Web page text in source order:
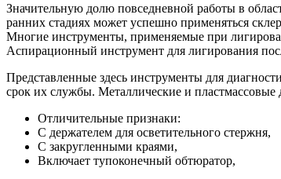
Значительную долю повседневной работы в
ранних стадиях может успешно применяться
Многие инструменты, применяемые при
Аспирационный инструмент для лигирования
Представленные здесь инструменты для
срок их службы. Металлические и пластмассовые
Отличительные признаки:
С держателем для осветительного стержня,
С закругленными краями,
Включает тупоконечный обтюратор,